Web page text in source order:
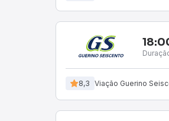
8,3 Viação Guerino